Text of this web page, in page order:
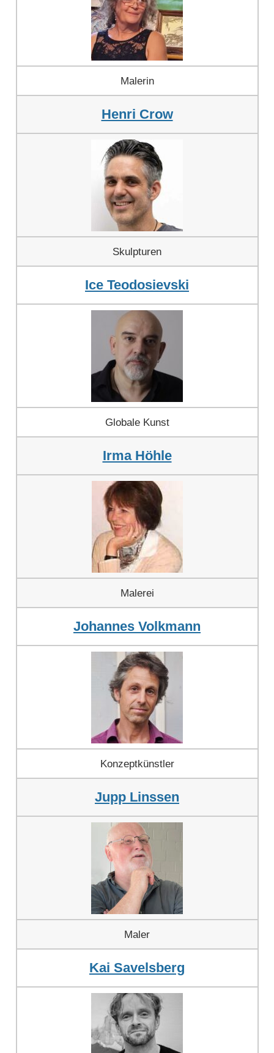
Malerin
Henri Crow
Skulpturen
Ice Teodosievski
Globale Kunst
Irma Höhle
Malerei
Johannes Volkmann
Konzeptkünstler
Jupp Linssen
Maler
Kai Savelsberg